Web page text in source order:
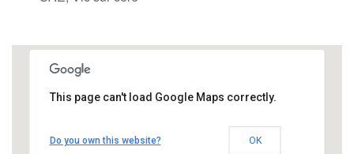
This page can't load Google Maps correctly.
Do you own this website? OK